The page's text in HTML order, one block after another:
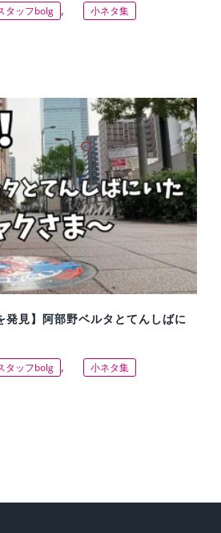
タッフbolg ,
小ネタ集
発見】阿部野ベルタとてんしばに
タッフbolg ,
小ネタ集